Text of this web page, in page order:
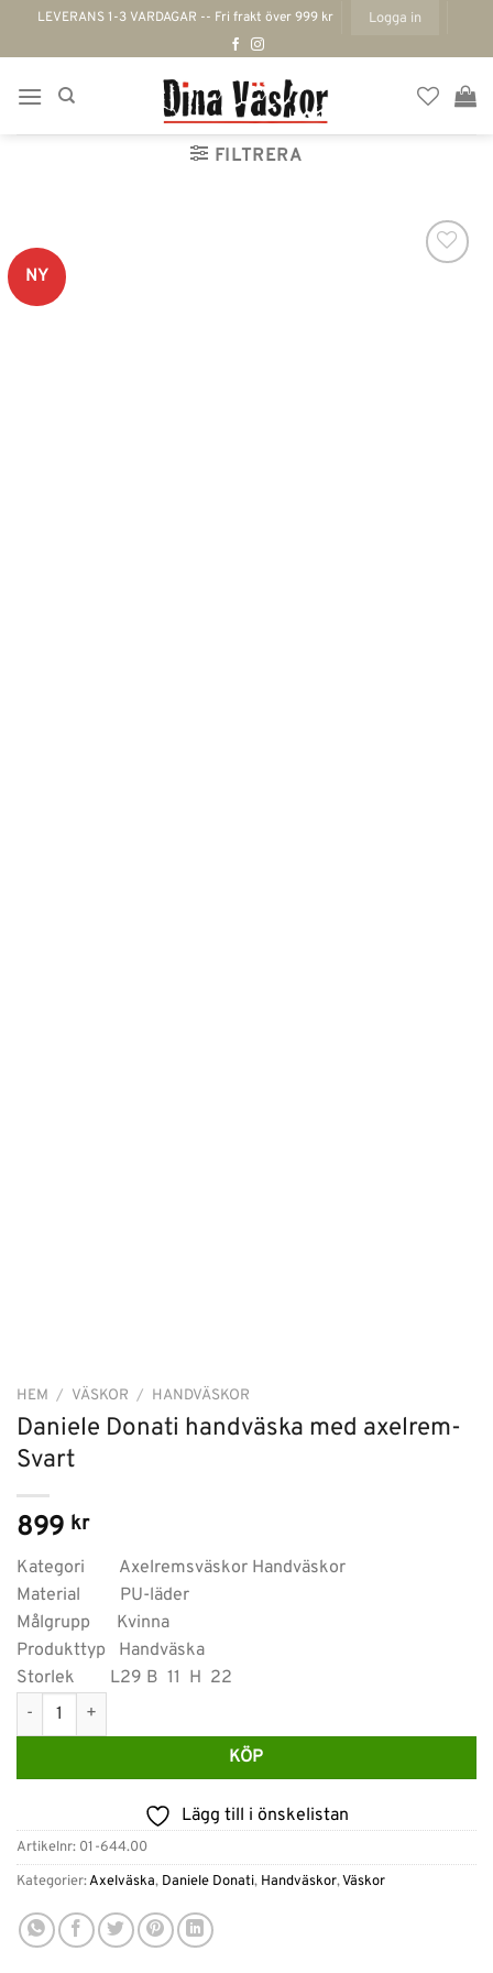
LEVERANS 1-3 VARDAGAR -- Fri frakt över 999 kr Logga in
FILTRERA
NY
HEM / VÄSKOR / HANDVÄSKOR
Daniele Donati handväska med axelrem-
Svart
899 kr
Kategori Axelremsväskor Handväskor
Material PU-läder
Målgrupp Kvinna
Produkttyp Handväska
Storlek L29 B 11 H 22
Daniele Donati handväska med axelrem-Svart mängd
KÖP
Lägg till i önskelistan
Artikelnr: 01-644.00
Kategorier:Axelväska, Daniele Donati, Handväskor,Väskor